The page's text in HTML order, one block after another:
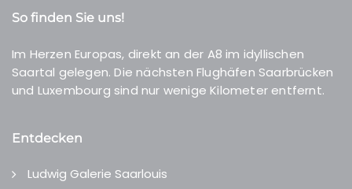
So finden Sie uns!
Im Herzen Europas, direkt an der A8 im idyllischen
Saartal gelegen. Die nächsten Flughäfen Saarbrücken
und Luxembourg sind nur wenige Kilometer entfernt.
Entdecken
Ludwig Galerie Saarlouis